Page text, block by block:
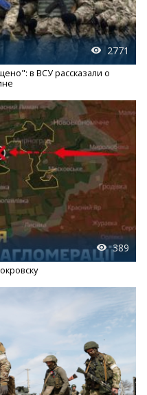
2771
в ВСУ рассказали о
389